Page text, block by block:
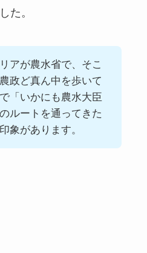
た。
アが農水省で、そこ
政ど真ん中を歩いて
「いかにも農水大臣
ルートを通ってきた
象があります。